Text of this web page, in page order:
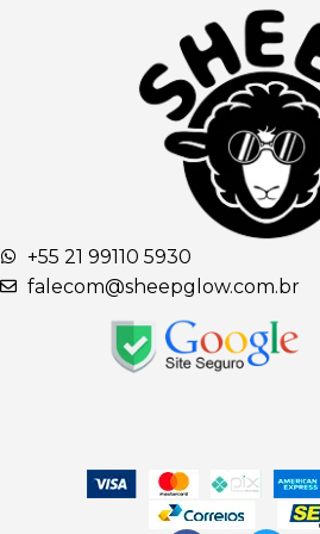
+55 21 99110 5930
falecom@sheepglow.com.br